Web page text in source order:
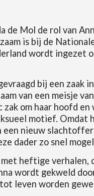
de Mol de rol van
is bij de
wordt ingezet
bij een zaak
van een meisje
om haar hoofd
motief. Omdat
een nieuw
dader zo snel
heftige verhalen,
wordt gekweld
leven worden